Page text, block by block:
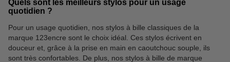
Crayons de couleur Règles
Quels sont les meilleurs stylos pour un usage
quotidien ?
Pour un usage quotidien, nos stylos à bille classiques de la
marque 123encre sont le choix idéal. Ces stylos écrivent en
douceur et, grâce à la prise en main en caoutchouc souple, ils
sont très confortables. De plus, nos stylos à bille de marque